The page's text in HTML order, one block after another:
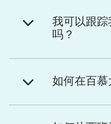
我可以跟踪
吗？
如何在百慕